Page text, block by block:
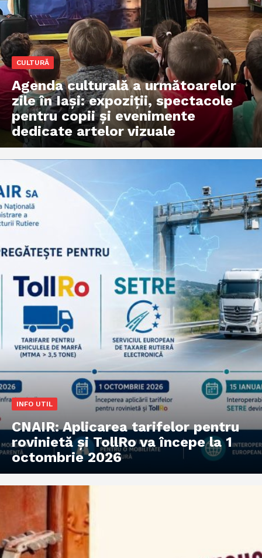
CULTURĂ
Agenda culturală a următoarelor
zile în Iași: expoziții, spectacole
pentru copii și evenimente
dedicate artelor vizuale
INFO UTIL
CNAIR: Aplicarea tarifelor pentru
rovinietă și TollRo va începe la 1
octombrie 2026